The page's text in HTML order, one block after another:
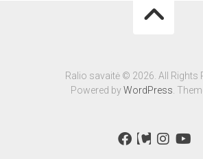
Ralio savaitė © 2026. All Rights
Powered byWordPress .